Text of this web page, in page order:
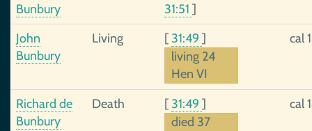
Bunbury
31:51 ]
John
Bunbury
Living [ 31:49 ]
living 24
Hen VI
cal
Richard de
Bunbury
Death [ 31:49 ]
died 37
cal